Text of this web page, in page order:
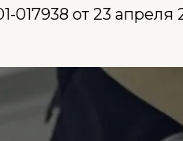
от 23 апреля